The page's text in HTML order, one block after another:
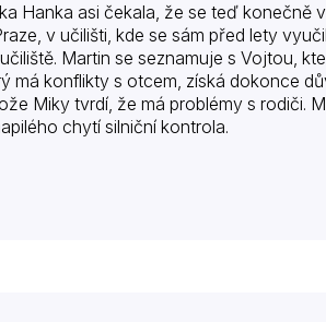
Hanka asi čekala, že se teď konečně
v učilišti, kde se sám před lety
Martin se seznamuje s Vojtou,
má konflikty s otcem, získá dokonce
Miky tvrdí, že má problémy s rodiči.
chytí silniční kontrola.